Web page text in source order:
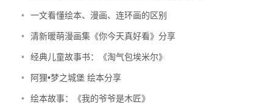
• 一文看懂绘本、漫画、连环画的区别
• 清新暖萌漫画集《你今天真好看》分享
• 经典儿童故事书：《淘气包埃米尔》
• 阿狸•梦之城堡 绘本分享
• 绘本故事：《我的爷爷是木匠》